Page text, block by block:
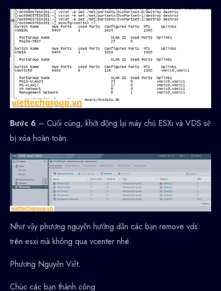
Bước 6 – Cuối cùng, khởi động lại máy chủ ESXi và VDS sẽ
bị xóa hoàn toàn.
Như vậy phương nguyễn hướng dẫn các bạn remove vds
trên esxi mà không qua vcenter nhé.
Phương Nguyễn Viết.
Chúc các bạn thành công